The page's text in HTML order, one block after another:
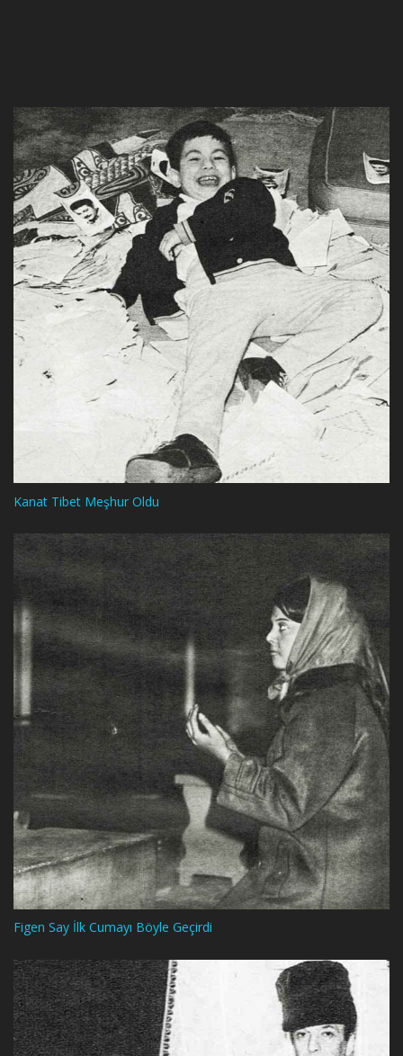
Kanat Tibet Meşhur Oldu
Figen Say İlk Cumayı Böyle Geçirdi